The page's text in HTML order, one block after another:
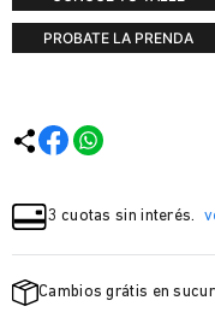
PROBATE LA PRENDA
3 cuotas sin interés.
Cambios grátis en